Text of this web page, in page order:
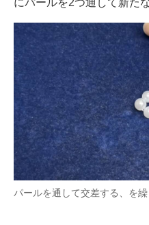
にパールを2つ通して新た
パールを通して交差する、を